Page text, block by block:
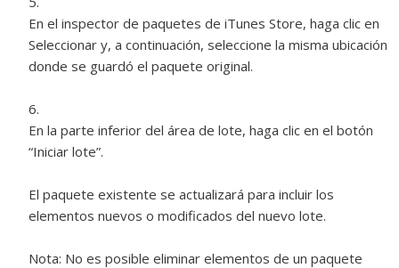
En el inspector de paquetes de iTunes Store, haga clic en
Seleccionar y, a continuación, seleccione la misma ubicación
donde se guardó el paquete original.
En la parte inferior del área de lote, haga clic en el botón
“Iniciar lote”.
El paquete existente se actualizará para incluir los
elementos nuevos o modificados del nuevo lote.
Nota: No es posible eliminar elementos de un paquete